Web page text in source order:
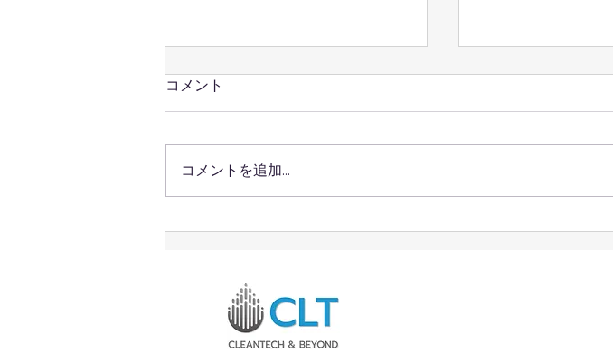
タイのディープテック企業
温度測定ステッカー「DTI」
を出展、2大ピッチステージ
クリーンテック
コメント
コメントを追加…